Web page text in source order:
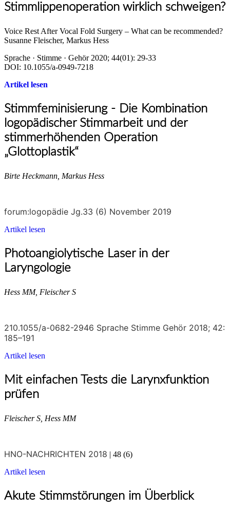
Stimmlippenoperation wirklich schweigen?
Voice Rest After Vocal Fold Surgery – What can be recommended?
Susanne Fleischer, Markus Hess
Sprache · Stimme · Gehör 2020; 44(01): 29-33
DOI: 10.1055/a-0949-7218
Artikel lesen
Stimmfeminisierung - Die Kombination
logopädischer Stimmarbeit und der
stimmerhöhenden Operation
„Glottoplastik“
Birte Heckmann, Markus Hess
forum:logopädie Jg.33 (6) November 2019
Artikel lesen
Photoangiolytische Laser in der
Laryngologie
Hess MM, Fleischer S
210.1055/a-0682-2946 Sprache Stimme Gehör 2018; 42:
185–191
Artikel lesen
Mit einfachen Tests die Larynxfunktion
prüfen
Fleischer S, Hess MM
HNO-NACHRICHTEN 2018 | 48 (6)
Artikel lesen
Akute Stimmstörungen im Überblick